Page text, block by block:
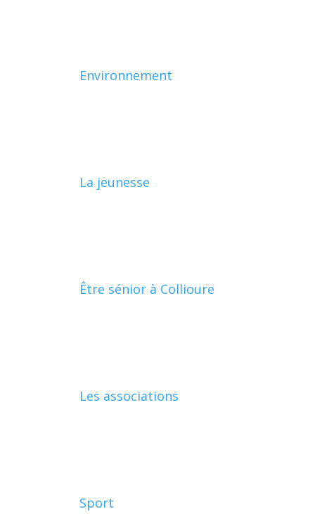
Environnement
La jeunesse
Être sénior à Collioure
Les associations
Sport